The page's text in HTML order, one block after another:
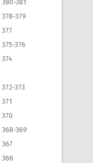
381
379
376
373
369